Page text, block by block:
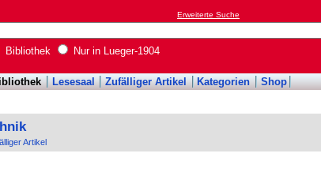
Erweiterte Suche
Bibliothek Nur in Lueger-1904
Lesesaal Zufälliger Artikel Kategorien Shop
Artikel